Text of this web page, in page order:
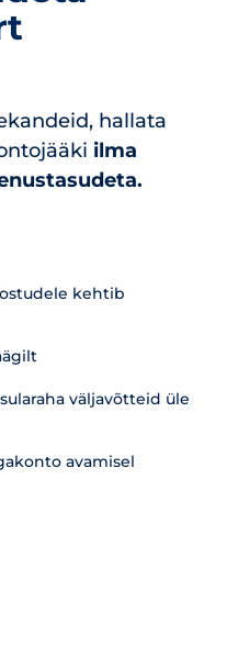
hallata
ilma
kehtib
väljavõtteid üle
avamisel